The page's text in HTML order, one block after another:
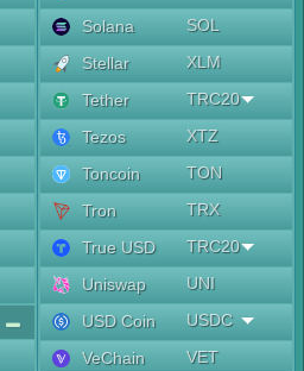
Solana
SOL
Stellar
XLM
Tether
TRC20
Tezos
XTZ
Toncoin
TON
Tron
TRX
True USD
TRC20
Uniswap
UNI
USD Coin
USDC
VeChain
VET